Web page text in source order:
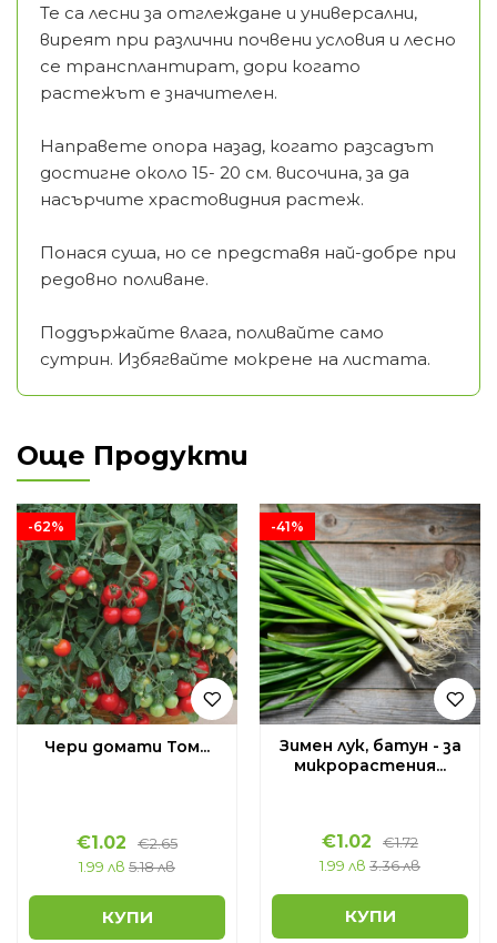
Те са лесни за отглеждане и универсални,
виреят при различни почвени условия и лесно
се трансплантират, дори когато
растежът е значителен.
Направете опора назад, когато разсадът
достигне около 15- 20 см. височина, за да
насърчите храстовидния растеж.
Понася суша, но се представя най-добре при
редовно поливане.
Поддържайте влага, поливайте само
сутрин. Избягвайте мокрене на листата.
Още Продукти
-62%
Чери домати Том...
€1.02 €2.65
1.99 лв 5.18 лв
КУПИ
-41%
Зимен лук, батун - за
микрорастения...
€1.02 €1.72
1.99 лв 3.36 лв
КУПИ